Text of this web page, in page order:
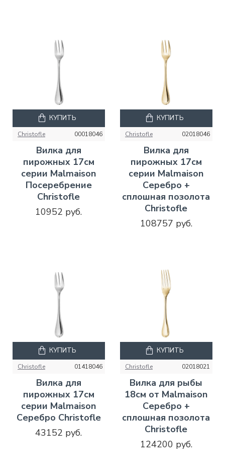
Christofle 00018046
Вилка для
пирожных 17см
серии Malmaison
Посеребрение
Christofle
10952 руб.
КУПИТЬ
Christofle 02018046
Вилка для
пирожных 17см
серии Malmaison
Серебро +
сплошная позолота
Christofle
108757 руб.
КУПИТЬ
Christofle 01418046
Вилка для
пирожных 17см
серии Malmaison
Серебро Christofle
43152 руб.
КУПИТЬ
Christofle 02018021
Вилка для рыбы
18см от Malmaison
Серебро +
сплошная позолота
Christofle
124200 руб.
КУПИТЬ